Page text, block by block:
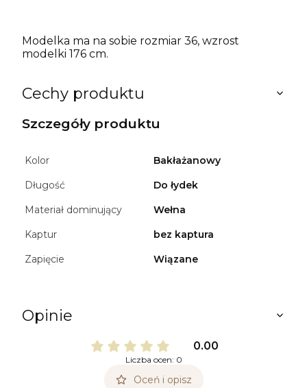
Modelka ma na sobie rozmiar 36, wzrost
modelki 176 cm.
Cechy produktu
Szczegóły produktu
Kolor
Bakłażanowy
Długość
Do łydek
Materiał dominujący
Wełna
Kaptur
bez kaptura
Zapięcie
Wiązane
Opinie
0.00
Liczba ocen: 0
Oceń i opisz